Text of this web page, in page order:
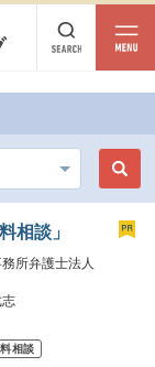
福島
相談」
所弁護士法人
相談